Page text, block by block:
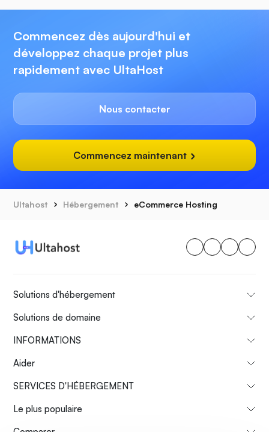
Commencez dès aujourd'hui et
développez chaque projet plus
rapidement avec UltaHost
Nous contacter
Commencez maintenant
Ultahost Hébergement eCommerce Hosting
Solutions d'hébergement
Solutions de domaine
INFORMATIONS
Aider
SERVICES D'HÉBERGEMENT
Le plus populaire